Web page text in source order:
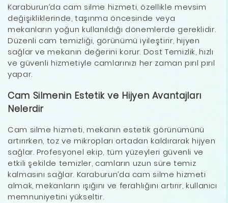
Karaburun’da cam silme hizmeti, özellikle mevsim
değişikliklerinde, taşınma öncesinde veya
mekanların yoğun kullanıldığı dönemlerde gereklidir.
Düzenli cam temizliği, görünümü iyileştirir, hijyen
sağlar ve mekanın değerini korur. Dost Temizlik, hızlı
ve güvenli hizmetiyle camlarınızı her zaman pırıl pırıl
yapar.
Cam Silmenin Estetik ve Hijyen Avantajları
Nelerdir
Cam silme hizmeti, mekanın estetik görünümünü
artırırken, toz ve mikropları ortadan kaldırarak hijyen
sağlar. Profesyonel ekip, tüm yüzeyleri güvenli ve
etkili şekilde temizler, camların uzun süre temiz
kalmasını sağlar. Karaburun’da cam silme hizmeti
almak, mekanların ışığını ve ferahlığını artırır, kullanıcı
memnuniyetini yükseltir.